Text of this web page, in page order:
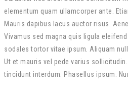
elementum quam ullamcorper ante.
Mauris dapibus lacus auctor risus.
Vivamus sed magna quis ligula
sodales tortor vitae ipsum. Aliquam
Ut et mauris vel pede varius
tincidunt interdum. Phasellus ipsum.